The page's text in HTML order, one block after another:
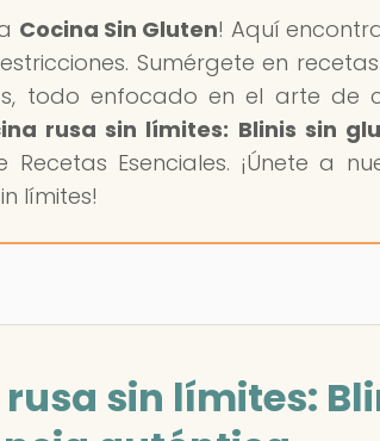
Cocina Sin Gluten! Aquí
Sumérgete en
todo enfocado en el arte de
rusa sin límites: Blinis sin
Esenciales. ¡Únete a
límites!
sin límites: